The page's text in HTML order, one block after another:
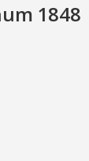
1848